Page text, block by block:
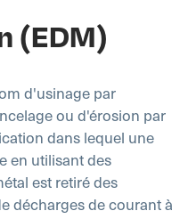
(EDM)
d'usinage par
ou d'érosion par
dans lequel une
en utilisant des
est retiré des
décharges de courant à